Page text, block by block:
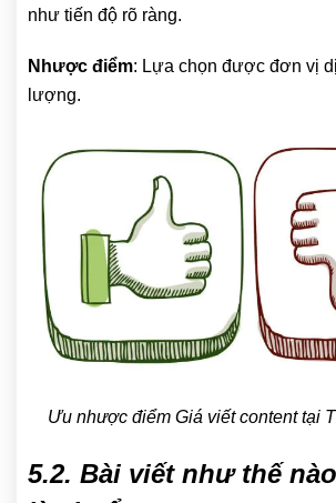
như tiến độ rõ ràng.
Nhược điểm: Lựa chọn được đơn vị
lượng.
Ưu nhược điểm Giá viết content tại
5.2. Bài viết như thế